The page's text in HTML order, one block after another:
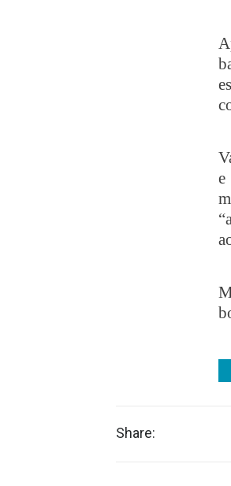
e
Share: